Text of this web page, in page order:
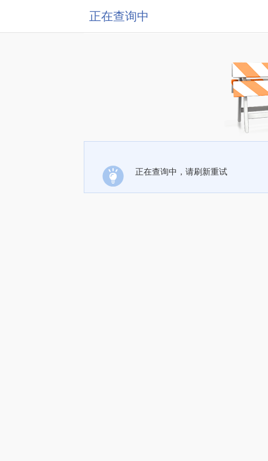
正在查询中
正在查询中，请刷新重试